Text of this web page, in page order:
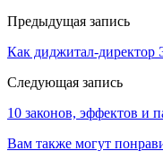
Предыдущая запись
Как диджитал-директор
Следующая запись
10 законов, эффектов и
Вам также могут